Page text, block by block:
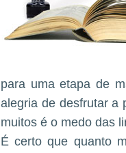
para uma etapa de
alegria de desfrutar a
muitos é o medo das
É certo que quanto